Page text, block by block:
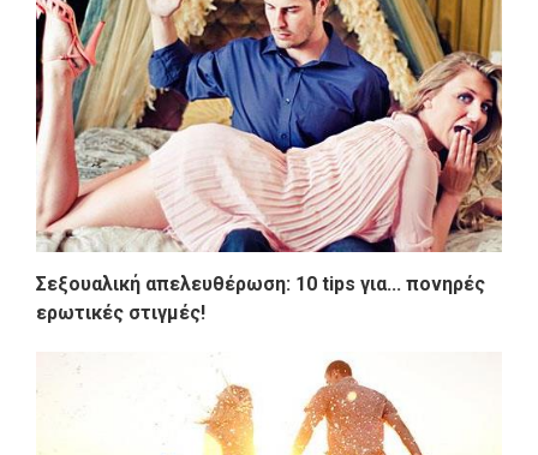
Σεξουαλική απελευθέρωση: 10 tips για... πονηρές
ερωτικές στιγμές!